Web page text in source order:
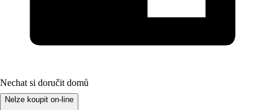
Nechat si doručit domů
Nelze koupit on-line